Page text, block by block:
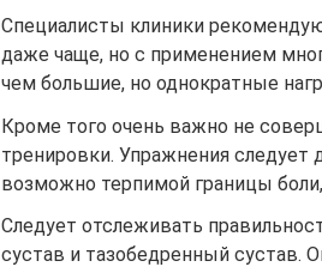
Специалисты клиники
даже чаще, но с применением
чем большие, но однократные
Кроме того очень важно не
тренировки. Упражнения следует
возможно терпимой границы
Следует отслеживать
сустав и тазобедренный сустав.